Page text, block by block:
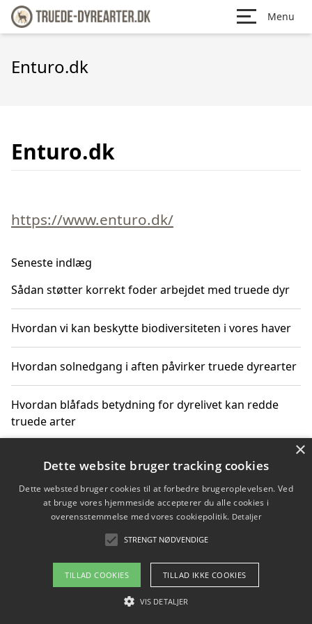
Menu
Enturo.dk
Enturo.dk
https://www.enturo.dk/
Seneste indlæg
Sådan støtter korrekt foder arbejdet med truede dyr
Hvordan vi kan beskytte biodiversiteten i vores haver
Hvordan solnedgang i aften påvirker truede dyrearter
Hvordan blåfads betydning for dyrelivet kan redde
truede arter
Hvordan kan gaver til unge voksne støtte bevarelsen
Copyright 2026 - Pilanto Aps
Om / kontakt
Blog Betingelser
×
Dette website bruger tracking cookies
Dette websted bruger cookies til at forbedre brugeroplevelsen. Ved
at bruge vores hjemmeside accepterer du alle cookies i
overensstemmelse med vores cookiepolitik. Detaljer
STRENGT NØDVENDIGE
TILLAD COOKIES TILLAD IKKE COOKIES
VIS DETALJER